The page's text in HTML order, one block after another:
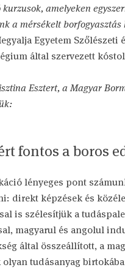
kurzusok, amelyeken
a mérsékelt
Egyetem
által szervezett
Esztert, a Magyar
fontos a boros
lényeges pont
direkt képzések és
is szélesítjük a
magyarul és angolul
által összeállított, a
tudásanyag